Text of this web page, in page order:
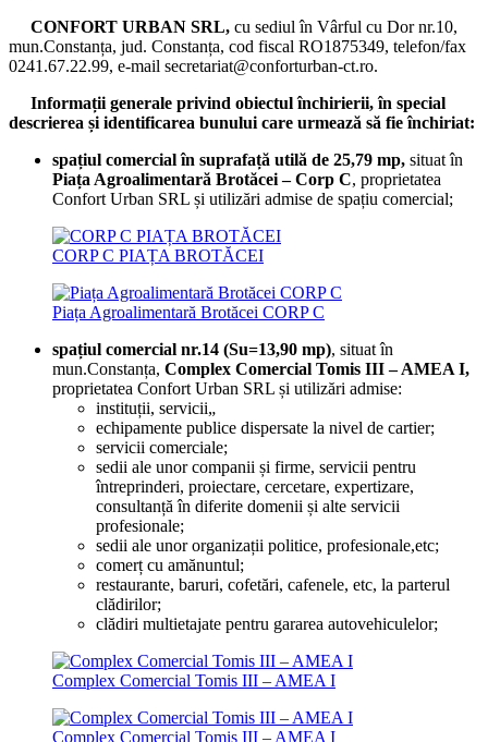
CONFORT URBAN SRL, cu sediul în Vârful cu Dor nr.10,
mun.Constanța, jud. Constanța, cod fiscal RO1875349, telefon/fax
0241.67.22.99, e-mail secretariat@conforturban-ct.ro.
Informații generale privind obiectul închirierii, în special
descrierea și identificarea bunului care urmează să fie închiriat:
spațiul comercial în suprafață utilă de 25,79 mp, situat în
Piața Agroalimentară Brotăcei – Corp C, proprietatea
Confort Urban SRL și utilizări admise de spațiu comercial;
CORP C PIAȚA BROTĂCEI
Piața Agroalimentară Brotăcei CORP C
spațiul comercial nr.14 (Su=13,90 mp), situat în
mun.Constanța, Complex Comercial Tomis III – AMEA I,
proprietatea Confort Urban SRL și utilizări admise:
instituții, servicii„
echipamente publice dispersate la nivel de cartier;
servicii comerciale;
sedii ale unor companii și firme, servicii pentru
întreprinderi, proiectare, cercetare, expertizare,
consultanță în diferite domenii și alte servicii
profesionale;
sedii ale unor organizații politice, profesionale,etc;
comerț cu amănuntul;
restaurante, baruri, cofetări, cafenele, etc, la parterul
clădirilor;
clădiri multietajate pentru gararea autovehiculelor;
Complex Comercial Tomis III – AMEA I
Complex Comercial Tomis III – AMEA I